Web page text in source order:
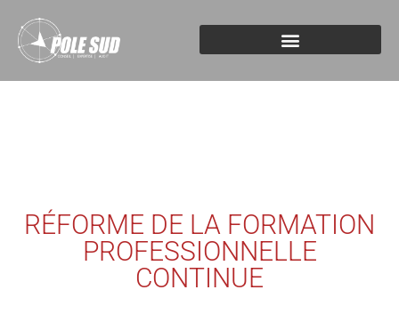
RÉFORME DE LA FORMATION
PROFESSIONNELLE
CONTINUE